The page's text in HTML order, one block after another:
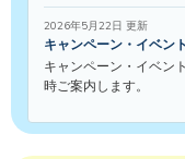
2026年5月22日 更新
キャンペーン・イベン
キャンペーン・イベン
時ご案内します。